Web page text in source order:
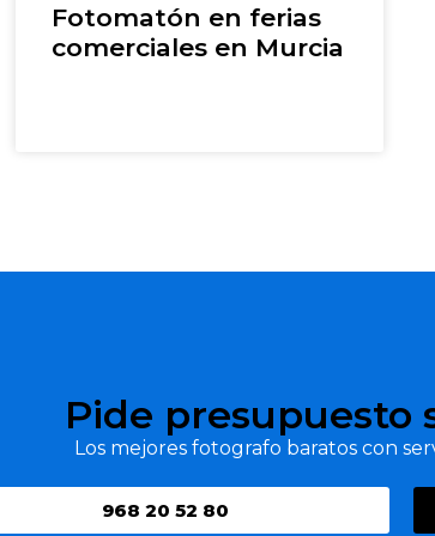
Fotomatón en ferias
comerciales en Murcia
Pide presupuesto
Los mejores fotografo baratos con
968 20 52 80